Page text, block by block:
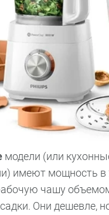
модели (или
имеют мощность в
чашу
Они дешевле,